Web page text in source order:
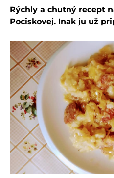
Rýchly a chutný recept
Pociskovej. Inak ju už